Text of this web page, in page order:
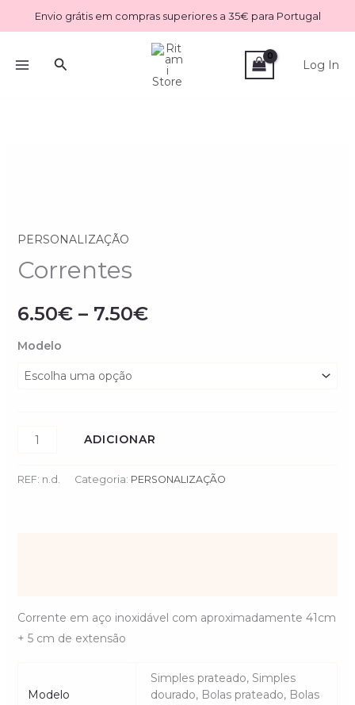
to
Envio grátis em compras superiores a 35€ para Portugal
Search Log In
PERSONALIZAÇÃO
Correntes
6.50€ – 7.50€7.50€
Modelo
ADICIONAR
REF: n.d. Categoria: PERSONALIZAÇÃO
Corrente em aço inoxidável com aproximadamente 41cm
+ 5 cm de extensão
Modelo
Simples prateado, Simples
dourado, Bolas prateado, Bolas